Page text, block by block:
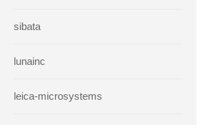
sibata
lunainc
leica-microsystems